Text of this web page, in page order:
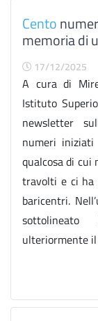
Cento
memoria di
17/12/2025
​A cura di
Istituto
newsletter
numeri iniziati
qualcosa di cui
travolti e ci ha
baricentri.
ulteriormente il